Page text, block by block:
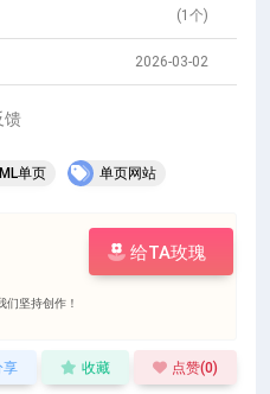
(1个)
2026-03-02
馈
单页 单页网站
给TA玫瑰
们坚持创作！
享 收藏 点赞(0)